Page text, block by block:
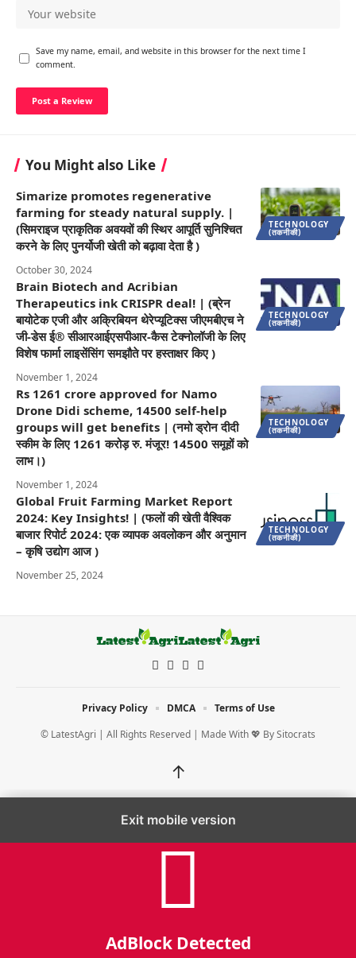
Save my name, email, and website in this browser for the next time I
comment.
You Might also Like
TECHNOLOGY
(तकनीकी)
Simarize promotes regenerative
farming for steady natural supply. |
(सिमराइज प्राकृतिक अवयवों की स्थिर आपूर्ति सुनिश्चित
करने के लिए पुनर्योजी खेती को बढ़ावा देता है )
October 30, 2024
TECHNOLOGY
(तकनीकी)
Brain Biotech and Acribian
Therapeutics ink CRISPR deal! | (ब्रेन
बायोटेक एजी और अक्रिबियन थेरेप्यूटिक्स जीएमबीएच ने
जी-डेस ई® सीआरआईएसपीआर-कैस टेक्नोलॉजी के लिए
विशेष फार्मा लाइसेंसिंग समझौते पर हस्ताक्षर किए )
November 1, 2024
TECHNOLOGY
(तकनीकी)
Rs 1261 crore approved for Namo
Drone Didi scheme, 14500 self-help
groups will get benefits | (नमो ड्रोन दीदी
स्कीम के लिए 1261 करोड़ रु. मंजूर! 14500 समूहों को
लाभ।)
November 1, 2024
TECHNOLOGY
(तकनीकी)
Global Fruit Farming Market Report
2024: Key Insights! | (फलों की खेती वैश्विक
बाजार रिपोर्ट 2024: एक व्यापक अवलोकन और अनुमान
– कृषि उद्योग आज )
November 25, 2024
© LatestAgri | All Rights Reserved | Made With 💖 BySitocrats
Privacy Policy DMCA Terms of Use
↑
Exit mobile version
AdBlock Detected